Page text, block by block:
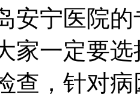
安宁医院
家一定要
查，针对